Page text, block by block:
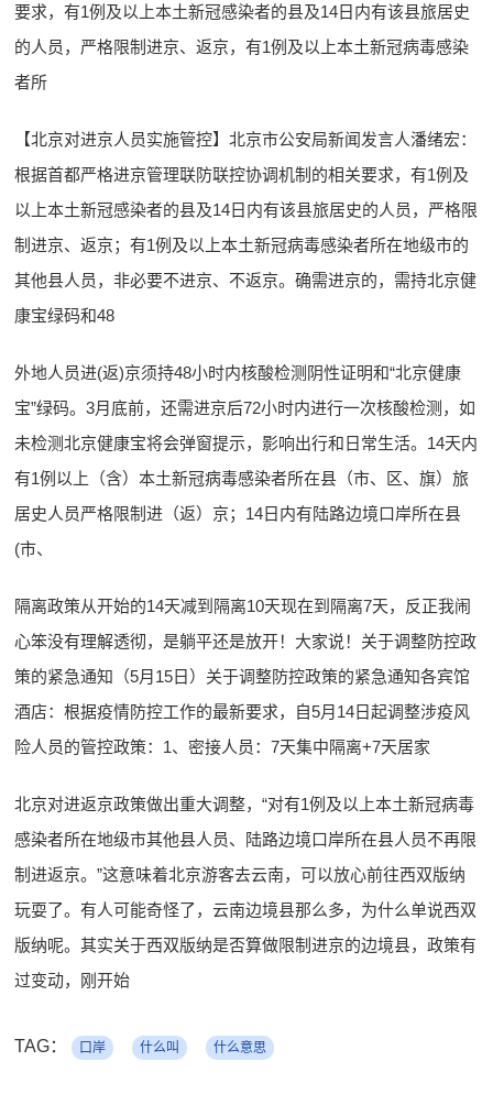
要求，有1例及以上本土新冠感染者的县及14日内有该县旅居史
的人员，严格限制进京、返京，有1例及以上本土新冠病毒感染
者所
【北京对进京人员实施管控】北京市公安局新闻发言人潘绪宏：
根据首都严格进京管理联防联控协调机制的相关要求，有1例及
以上本土新冠感染者的县及14日内有该县旅居史的人员，严格限
制进京、返京；有1例及以上本土新冠病毒感染者所在地级市的
其他县人员，非必要不进京、不返京。确需进京的，需持北京健
康宝绿码和48
外地人员进(返)京须持48小时内核酸检测阴性证明和“北京健康
宝”绿码。3月底前，还需进京后72小时内进行一次核酸检测，如
未检测北京健康宝将会弹窗提示，影响出行和日常生活。14天内
有1例以上（含）本土新冠病毒感染者所在县（市、区、旗）旅
居史人员严格限制进（返）京；14日内有陆路边境口岸所在县
(市、
隔离政策从开始的14天减到隔离10天现在到隔离7天，反正我闹
心笨没有理解透彻，是躺平还是放开！大家说！关于调整防控政
策的紧急通知（5月15日）关于调整防控政策的紧急通知各宾馆
酒店：根据疫情防控工作的最新要求，自5月14日起调整涉疫风
险人员的管控政策：1、密接人员：7天集中隔离+7天居家
北京对进返京政策做出重大调整，“对有1例及以上本土新冠病毒
感染者所在地级市其他县人员、陆路边境口岸所在县人员不再限
制进返京。”这意味着北京游客去云南，可以放心前往西双版纳
玩耍了。有人可能奇怪了，云南边境县那么多，为什么单说西双
版纳呢。其实关于西双版纳是否算做限制进京的边境县，政策有
过变动，刚开始
TAG： 口岸 什么叫 什么意思